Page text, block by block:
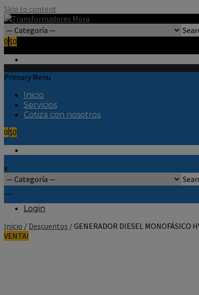
Skip to content
0 $0
Primary Menu
Inicio
Servicios
Cotiza con nosotros
0 $0
x
Login
Inicio / Descuentos / GENERADOR DIESEL MONOFÁSICO
VENTA!